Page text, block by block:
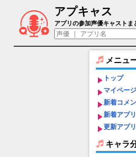
アプキャス
シリウス・ネブラ
アプリの参加声優キャストま
メニュ
トップ
マイページ
新着コメ
新着アプリ
更新アプリ
キャラ